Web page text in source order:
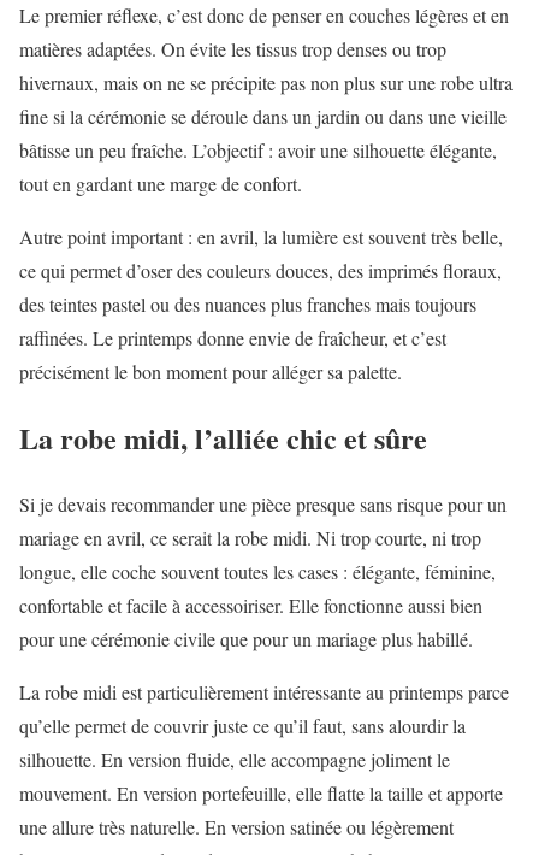
Le premier réflexe, c’est donc de penser en couches légères et en
matières adaptées. On évite les tissus trop denses ou trop
hivernaux, mais on ne se précipite pas non plus sur une robe ultra
fine si la cérémonie se déroule dans un jardin ou dans une vieille
bâtisse un peu fraîche. L’objectif : avoir une silhouette élégante,
tout en gardant une marge de confort.
Autre point important : en avril, la lumière est souvent très belle,
ce qui permet d’oser des couleurs douces, des imprimés floraux,
des teintes pastel ou des nuances plus franches mais toujours
raffinées. Le printemps donne envie de fraîcheur, et c’est
précisément le bon moment pour alléger sa palette.
La robe midi, l’alliée chic et sûre
Si je devais recommander une pièce presque sans risque pour un
mariage en avril, ce serait la robe midi. Ni trop courte, ni trop
longue, elle coche souvent toutes les cases : élégante, féminine,
confortable et facile à accessoiriser. Elle fonctionne aussi bien
pour une cérémonie civile que pour un mariage plus habillé.
La robe midi est particulièrement intéressante au printemps parce
qu’elle permet de couvrir juste ce qu’il faut, sans alourdir la
silhouette. En version fluide, elle accompagne joliment le
mouvement. En version portefeuille, elle flatte la taille et apporte
une allure très naturelle. En version satinée ou légèrement